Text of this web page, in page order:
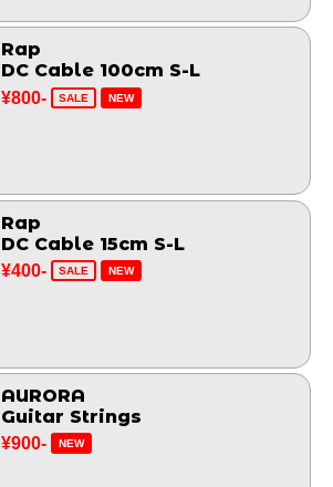
Rap
DC Cable 100cm S-L
¥800- SALE NEW
Rap
DC Cable 15cm S-L
¥400- SALE NEW
AURORA
Guitar Strings
¥900- NEW